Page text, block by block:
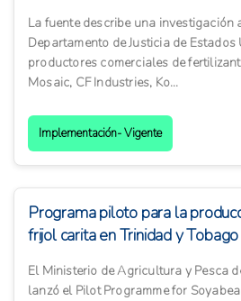
La fuente describe una
Departamento de Justicia de
productores comerciales de
Mosaic, CF Industries, Ko...
Implementación- Vigente
Programa piloto para la
frijol carita en Trinidad y Tobago
El Ministerio de Agricultura y Pesca
lanzó el Pilot Programme for